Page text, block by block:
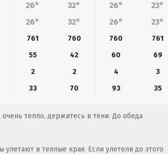
26° 32° 26°
23°
26° 32° 26° 23°
761 760 760
761
55 42 60
69
2 2 4
3
33 70 93 35
очень тепло, держитесь в тени. До обеда
улетают в теплые края. Если улетели до этого